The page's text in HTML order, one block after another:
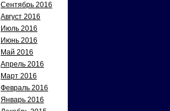
Сентябрь 2016
Август 2016
Июль 2016
Июнь 2016
Май 2016
Апрель 2016
Март 2016
Февраль 2016
Январь 2016